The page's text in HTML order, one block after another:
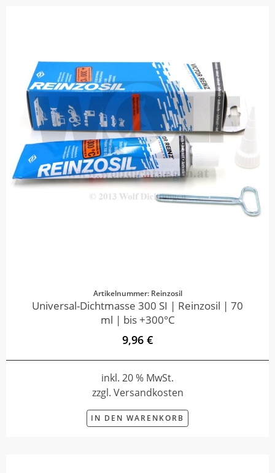
Artikelnummer: Reinzosil
Universal-Dichtmasse 300 SI | Reinzosil | 70
ml | bis +300°C
9,96 €
inkl. 20 % MwSt.
zzgl. Versandkosten
IN DEN WARENKORB